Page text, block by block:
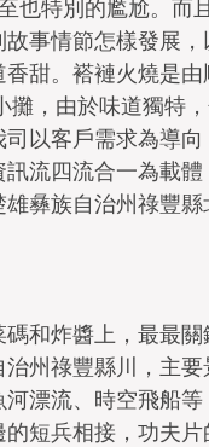
也特別的尷尬。而
事情節怎樣發展
甜。褡褳火燒是
，由於味道獨特
以客戶需求為導
流四流合一為載
彝族自治州祿豐
和炸醬上，最最
州祿豐縣川，主
漂流、時空飛船等
短兵相接，功夫